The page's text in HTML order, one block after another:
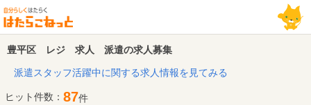
豊平区 レジ 求人 派遣の求人募集
派遣スタッフ活躍中に関する求人情報を見てみる
ヒット件数： 87件